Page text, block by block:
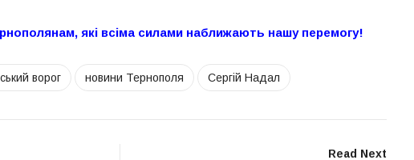
які всіма силами наближають нашу перемогу!
ворог новини Тернополя Сергій Надал
Read Next